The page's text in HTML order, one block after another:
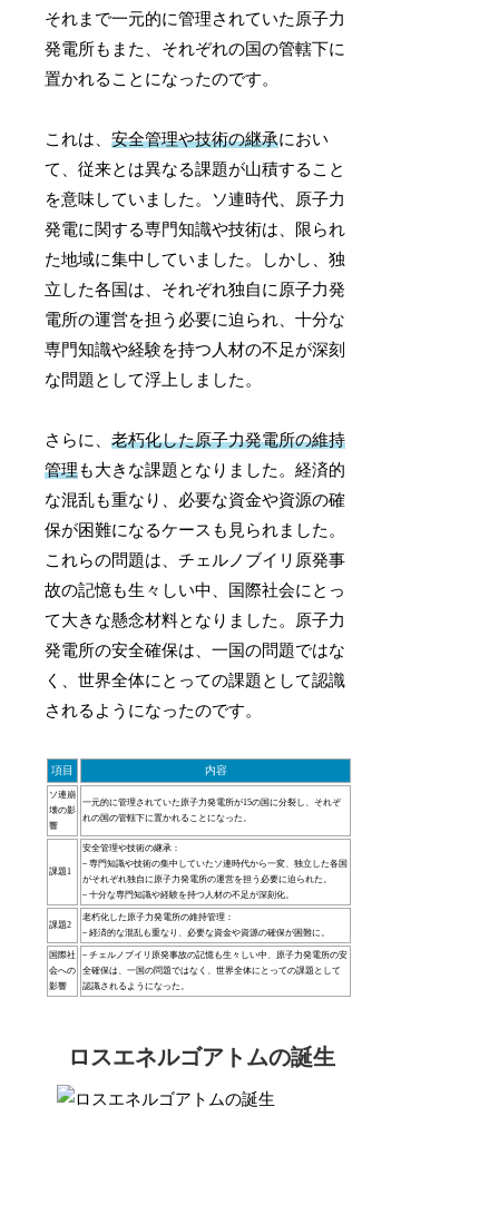
それまで一元的に管理されていた原子力
発電所もまた、それぞれの国の管轄下に
置かれることになったのです。
これは、安全管理や技術の継承におい
て、従来とは異なる課題が山積すること
を意味していました。ソ連時代、原子力
発電に関する専門知識や技術は、限られ
た地域に集中していました。しかし、独
立した各国は、それぞれ独自に原子力発
電所の運営を担う必要に迫られ、十分な
専門知識や経験を持つ人材の不足が深刻
な問題として浮上しました。
さらに、老朽化した原子力発電所の維持
管理も大きな課題となりました。経済的
な混乱も重なり、必要な資金や資源の確
保が困難になるケースも見られました。
これらの問題は、チェルノブイリ原発事
故の記憶も生々しい中、国際社会にとっ
て大きな懸念材料となりました。原子力
発電所の安全確保は、一国の問題ではな
く、世界全体にとっての課題として認識
されるようになったのです。
項目 内容
ソ連崩
壊の影
響
一元的に管理されていた原子力発電所が15の国に分裂し、それぞ
れの国の管轄下に置かれることになった。
課題1
安全管理や技術の継承 ：
– 専門知識や技術の集中していたソ連時代から一変、独立した各国
がそれぞれ独自に原子力発電所の運営を担う必要に迫られた。
– 十分な専門知識や経験を持つ人材の不足が深刻化。
課題2
老朽化した原子力発電所の維持管理 ：
– 経済的な混乱も重なり、必要な資金や資源の確保が困難に。
国際社
会への
影響
– チェルノブイリ原発事故の記憶も生々しい中、原子力発電所の安
全確保は、一国の問題ではなく、世界全体にとっての課題として
認識されるようになった。
ロスエネルゴアトムの誕生